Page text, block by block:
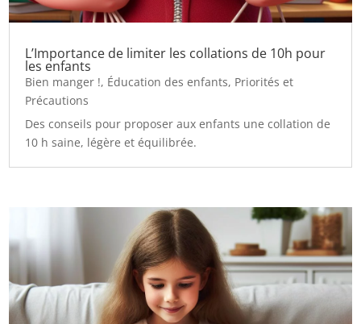
L’Importance de limiter les collations de 10h pour
les enfants
Bien manger !, Éducation des enfants, Priorités et
Précautions
Des conseils pour proposer aux enfants une collation de
10 h saine, légère et équilibrée.